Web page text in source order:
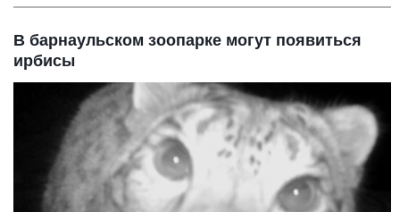
В барнаульском зоопарке могут появиться
ирбисы